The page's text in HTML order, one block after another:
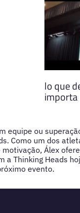
lo que
importa
equipe ou
Como um dos
Álex
a Thinking Heads
evento.